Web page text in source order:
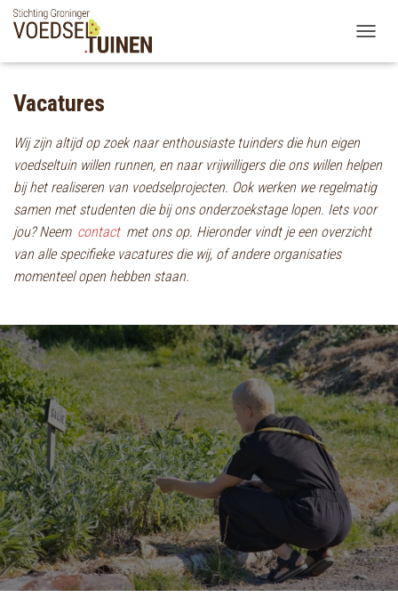
Vacatures
Wij zijn altijd op zoek naar enthousiaste tuinders die hun eigen
voedseltuin willen runnen, en naar vrijwilligers die ons willen helpen
bij het realiseren van voedselprojecten. Ook werken we regelmatig
samen met studenten die bij ons onderzoekstage lopen. Iets voor
jou? Neem contact met ons op. Hieronder vindt je een overzicht
van alle specifieke vacatures die wij, of andere organisaties
momenteel open hebben staan.